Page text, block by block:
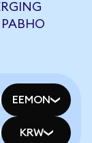
РАВНО
EEMON
KRW